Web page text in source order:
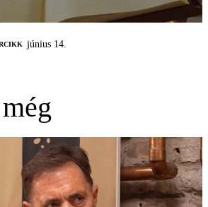
június 14.